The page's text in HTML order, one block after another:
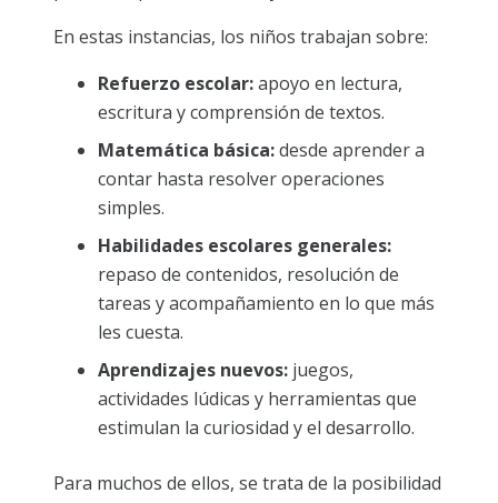
En estas instancias, los niños trabajan sobre:
Refuerzo escolar:apoyo en lectura,
escritura y comprensión de textos.
Matemática básica:desde aprender a
contar hasta resolver operaciones
simples.
Habilidades escolares generales:
repaso de contenidos, resolución de
tareas y acompañamiento en lo que más
les cuesta.
Aprendizajes nuevos: juegos,
actividades lúdicas y herramientas que
estimulan la curiosidad y el desarrollo.
Para muchos de ellos, se trata de la posibilidad